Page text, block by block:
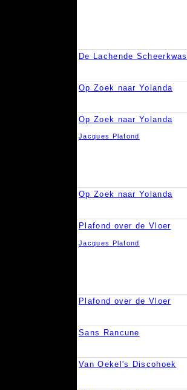
De Lachende
Op Zoek naar Yolanda
Op Zoek naar Yolanda
Jacques Plafond
Op Zoek naar Yolanda
Plafond over de Vloer
Jacques Plafond
Plafond over de Vloer
Sans Rancune
Van Oekel's Discohoek